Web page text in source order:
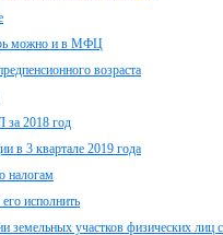
можно и в МФЦ
возраста
за 2018 год
в 3 квартале 2019 года
налогам
исполнить
земельных участков физических лиц